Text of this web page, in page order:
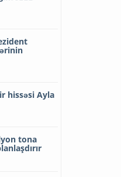
hissəsi Ayla
tona